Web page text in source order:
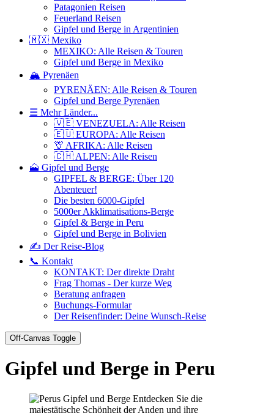
Patagonien Reisen
Feuerland Reisen
Gipfel und Berge in Argentinien
🇲🇽 Mexiko
MEXIKO: Alle Reisen & Touren
Gipfel und Berge in Mexiko
🏔️ Pyrenäen
PYRENÄEN: Alle Reisen & Touren
Gipfel und Berge Pyrenäen
☰ Mehr Länder...
🇻🇪 VENEZUELA: Alle Reisen
🇪🇺 EUROPA: Alle Reisen
🦒 AFRIKA: Alle Reisen
🇨🇭 ALPEN: Alle Reisen
🗻 Gipfel und Berge
GIPFEL & BERGE: Über 120
Abenteuer!
Die besten 6000-Gipfel
5000er Akklimatisations-Berge
Gipfel & Berge in Peru
Gipfel und Berge in Bolivien
✍️ Der Reise-Blog
📞 Kontakt
KONTAKT: Der direkte Draht
Frag Thomas - Der kurze Weg
Beratung anfragen
Buchungs-Formular
Der Reisenfinder: Deine Wunsch-Reise
Off-Canvas Toggle
Gipfel und Berge in Peru